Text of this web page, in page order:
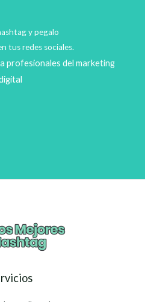
y pegalo
tus redes sociales.
profesionales del marketing